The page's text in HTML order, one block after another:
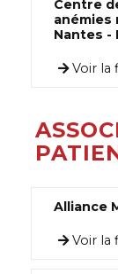
Centre
anémies
Nantes -
Voir la
Alliance
Voir la